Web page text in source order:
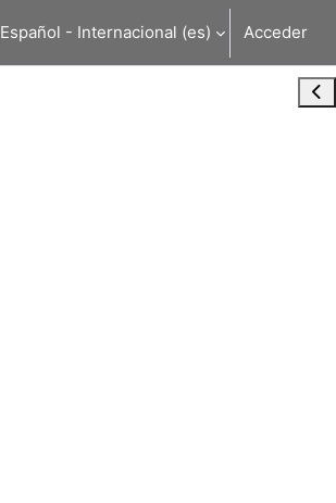
Español - Internacional ‎(es)‎ Acceder